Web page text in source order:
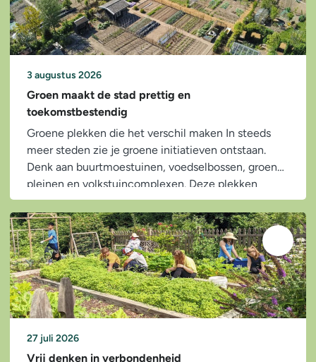
3 augustus 2026
Groen maakt de stad prettig en
toekomstbestendig
Groene plekken die het verschil maken In steeds
meer steden zie je groene initiatieven ontstaan.
Denk aan buurtmoestuinen, voedselbossen, groene
pleinen en volkstuincomplexen. Deze plekken
zorgen voor:...
27 juli 2026
Vrij denken in verbondenheid